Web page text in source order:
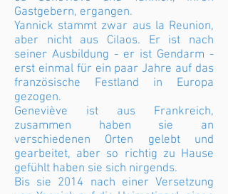
Gastgebern, ergangen.
Yannick stammt zwar aus la Reunion,
aber nicht aus Cilaos. Er ist nach
seiner Ausbildung - er ist Gendarm -
erst einmal für ein paar Jahre auf das
französische Festland in Europa
gezogen.
Geneviève ist aus Frankreich,
zusammen haben sie an
verschiedenen Orten gelebt und
gearbeitet, aber so richtig zu Hause
gefühlt haben sie sich nirgends.
Bis sie 2014 nach einer Versetzung